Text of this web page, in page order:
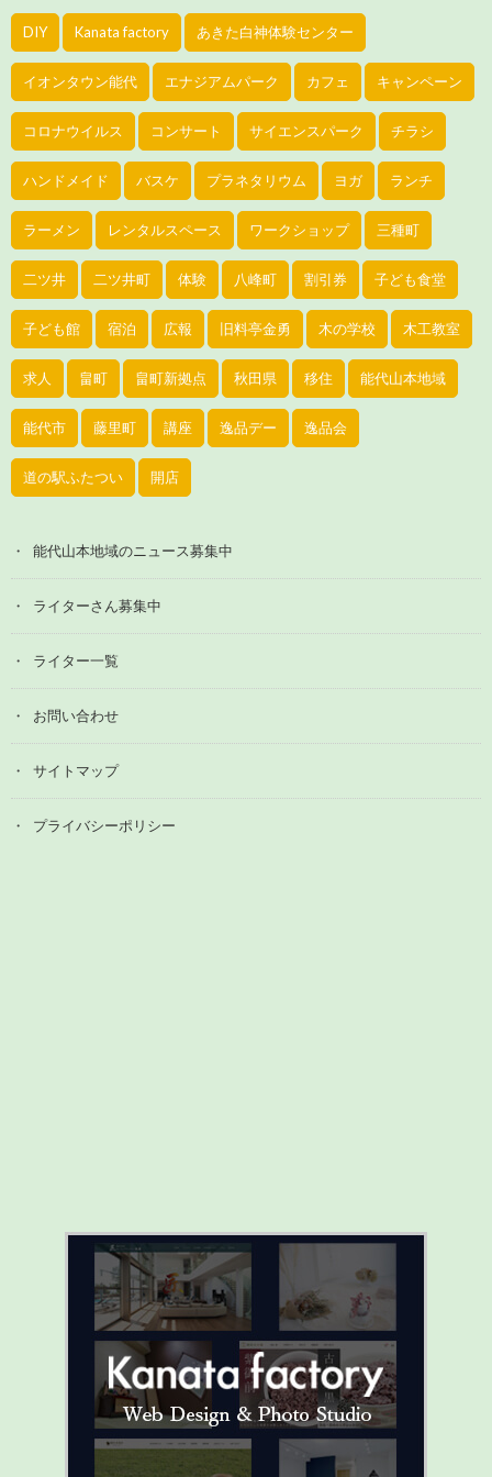
DIY Kanata factory あきた白神体験センター
イオンタウン能代 エナジアムパーク カフェ キャンペーン
コロナウイルス コンサート サイエンスパーク チラシ
ハンドメイド バスケ プラネタリウム ヨガ ランチ
ラーメン レンタルスペース ワークショップ 三種町
二ツ井 二ツ井町 体験 八峰町 割引券 子ども食堂
子ども館 宿泊 広報 旧料亭金勇 木の学校 木工教室
求人 畠町 畠町新拠点 秋田県 移住 能代山本地域
能代市 藤里町 講座 逸品デー 逸品会
道の駅ふたつい 開店
能代山本地域のニュース募集中
ライターさん募集中
ライター一覧
お問い合わせ
サイトマップ
プライバシーポリシー